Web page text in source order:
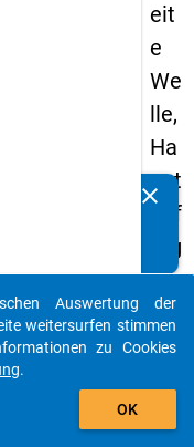
eit
e
We
lle,
Ha
upt
bef
rag
un
g
2
clear
auto_stories
add_shopping_cart
Auswertung der
weitersurfen stimmen
zu Cookies
.
OK